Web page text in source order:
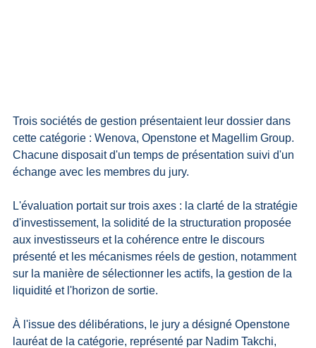
Trois sociétés de gestion présentaient leur dossier dans
cette catégorie : Wenova, Openstone et Magellim Group.
Chacune disposait d'un temps de présentation suivi d'un
échange avec les membres du jury.
L'évaluation portait sur trois axes : la clarté de la stratégie
d'investissement, la solidité de la structuration proposée
aux investisseurs et la cohérence entre le discours
présenté et les mécanismes réels de gestion, notamment
sur la manière de sélectionner les actifs, la gestion de la
liquidité et l'horizon de sortie.
À l'issue des délibérations, le jury a désigné Openstone
lauréat de la catégorie, représenté par Nadim Takchi,